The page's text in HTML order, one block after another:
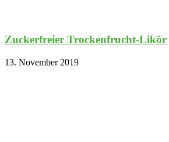
Zuckerfreier Trockenfrucht-Likör
13. November 2019